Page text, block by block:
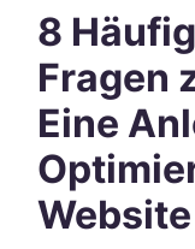
8
Fragen
Eine
Website